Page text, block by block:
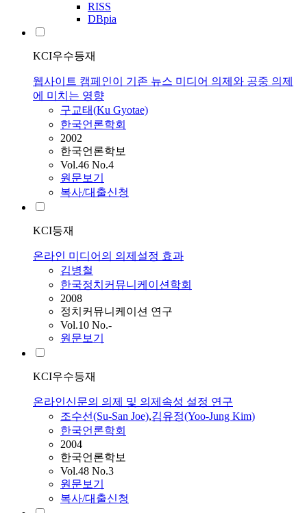
RISS
DBpia
KCI우수등재
웹사이트 캠페인이 기존 뉴스 미디어 의제와 공중 의제
에 미치는 영향
구교태(Ku Gyotae)
한국언론학회
2002
한국언론학보
Vol.46 No.4
원문보기
복사/대출신청
KCI등재
온라인 미디어의 의제설정 효과
김병철
한국정치커뮤니케이션학회
2008
정치커뮤니케이션 연구
Vol.10 No.-
원문보기
KCI우수등재
온라인신문의 의제 및 의제속성 설정 연구
조수선(Su-San Joe),김유정(Yoo-Jung Kim)
한국언론학회
2004
한국언론학보
Vol.48 No.3
원문보기
복사/대출신청